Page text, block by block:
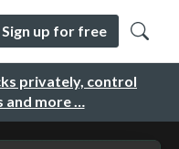
privately, control
and more …
Sign up for free